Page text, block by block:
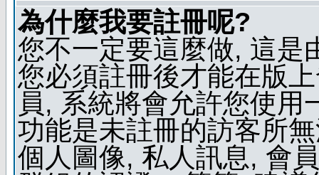
為什麼我要註冊呢?
您不一定要這麼做, 這是
您必須註冊後才能在版
員, 系統將會允許您使
功能是未註冊的訪客所
個人圖像, 私人訊息, 會